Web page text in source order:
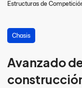
Estructuras de
Chasis
Avanzado